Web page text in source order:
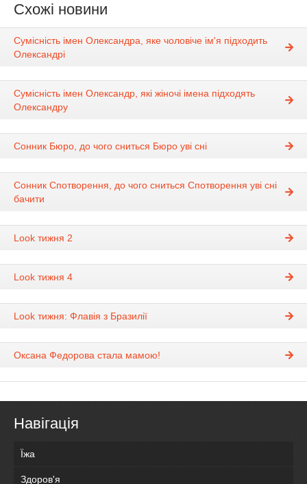
Схожі новини
Сумісність імен Олександра, яке чоловіче ім'я підходить
Олександрі
Сумісність імен Олександр, які жіночі імена підходять
Олександру
Сонник Бюро, до чого сниться Бюро уві сні
Сонник Спотворення, до чого сниться Спотворення уві сні
бачити
Look тижня 2
Look тижня 4
Look тижня: Флавія з Бразилії
Оксана Федорова стала мамою!
Навігація
Їжа
Здоров'я